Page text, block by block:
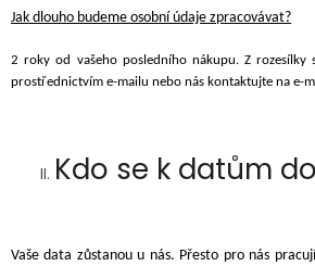
Jak dlouho budeme osobní údaje zpracovávat?
2 roky od vašeho posledního nákupu. Z rozesílky
prostřednictvím e-mailu nebo nás kontaktujte na e-
Kdo se k datům
Vaše data zůstanou u nás. Přesto pro nás